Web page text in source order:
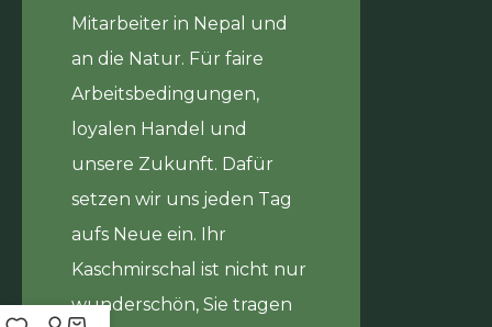
Mitarbeiter in Nepal und
an die Natur. Für faire
Arbeitsbedingungen,
loyalen Handel und
unsere Zukunft. Dafür
setzen wir uns jeden Tag
aufs Neue ein. Ihr
Kaschmirschal ist nicht nur
wunderschön, Sie tragen
Über uns
Kontakt